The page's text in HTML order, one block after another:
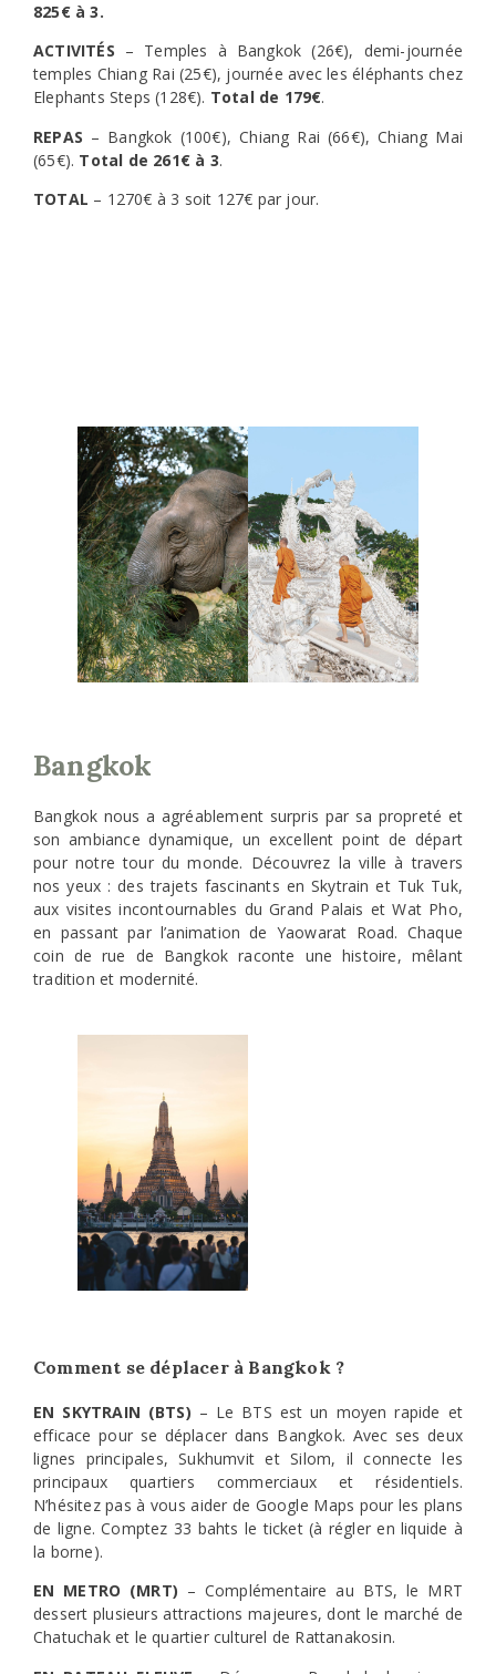
825€ à 3.
ACTIVITÉS – Temples à Bangkok (26€), demi-journée
temples Chiang Rai (25€), journée avec les éléphants chez
Elephants Steps (128€). Total de 179€.
REPAS – Bangkok (100€), Chiang Rai (66€), Chiang Mai
(65€). Total de 261€ à 3.
TOTAL – 1270€ à 3 soit 127€ par jour.
Bangkok
son ambiance dynamique, un excellent point de départ
pour notre tour du monde. Découvrez la ville à travers
aux visites incontournables du Grand Palais et Wat Pho,
en passant par l’animation de Yaowarat Road. Chaque
coin de rue de Bangkok raconte une histoire, mêlant
tradition et modernité.
Comment se déplacer à Bangkok ?
lignes principales, Sukhumvit et Silom, il connecte les
N’hésitez pas à vous aider de Google Maps pour les plans
de ligne. Comptez 33 bahts le ticket (à régler en liquide à
la borne).
EN METRO (MRT)– Complémentaire au BTS, le MRT
dessert plusieurs attractions majeures, dont le marché de
Chatuchak et le quartier culturel de Rattanakosin.
EN BATEAU FLEUVE– Découvrez Bangkok depuis ses
voies navigables. Les bateaux-taxis sont non seulement
pittoresques mais aussi efficaces pour éviter les